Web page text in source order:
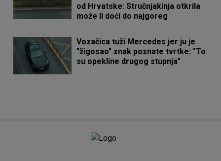
od Hrvatske: Stručnjakinja otkrila
može li doći do najgoreg
Vozačica tuži Mercedes jer ju je
"žigosao" znak poznate tvrtke: "To
su opekline drugog stupnja"